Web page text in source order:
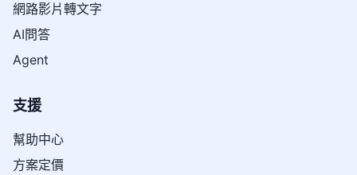
網路影片轉文字
AI問答
Agent
支援
幫助中心
方案定價